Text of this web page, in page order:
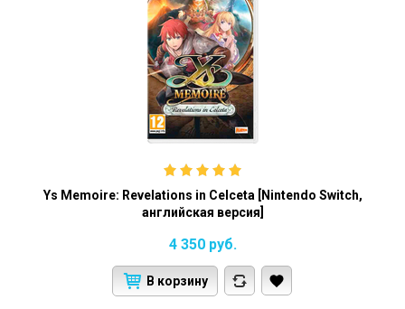
Ys Memoire: Revelations in Celceta [Nintendo Switch,
английская версия]
4 350 руб.
В корзину